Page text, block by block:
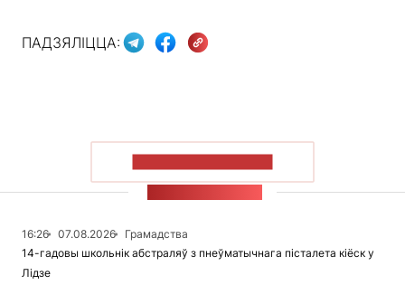
ПАДЗЯЛІЦЦА:
16:26 07.08.2026
Грамадства
14-гадовы школьнік абстраляў з пнеўматычнага пісталета кіёск у
Лідзе